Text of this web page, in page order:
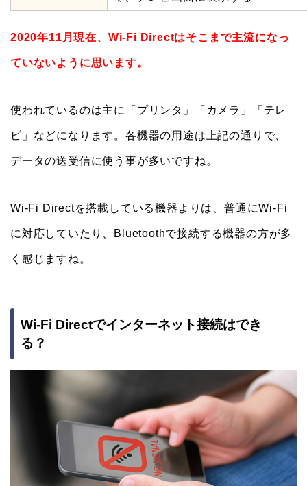
2020年11月現在、Wi-Fi Directはそこまで主流になっ
ていないように思います。
使われているのは主に「プリンタ」「カメラ」「テレ
ビ」などになります。各機器の用途は上記の通りで、
データの送受信に使う事が多いですね。
Wi-Fi Directを搭載している機器よりは、普通にWi-Fi
に対応していたり、Bluetoothで接続する機器の方が多
く感じますね。
Wi-Fi Directでインターネット接続はでき
る？